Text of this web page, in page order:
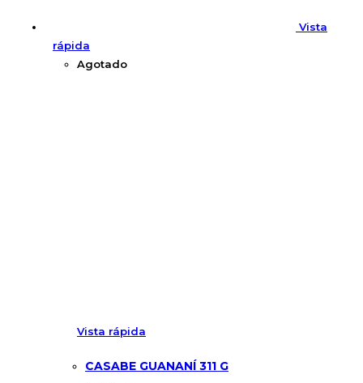
Vista
rápida
Agotado
Vista rápida
CASABE GUANANÍ 311 G